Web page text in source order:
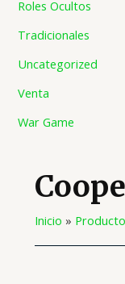
Roles Ocultos
Tradicionales
Uncategorized
Venta
War Game
Inicio